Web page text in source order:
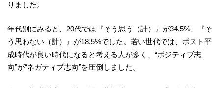
りました。
年代別にみると、20代では『そう思う（計）』が34.5%、『そ
う思わない（計）』が18.5%でした。若い世代では、ポスト平
成時代が良い時代になると考える人が多く、“ポジティブ志
向”が“ネガティブ志向”を圧倒しました。